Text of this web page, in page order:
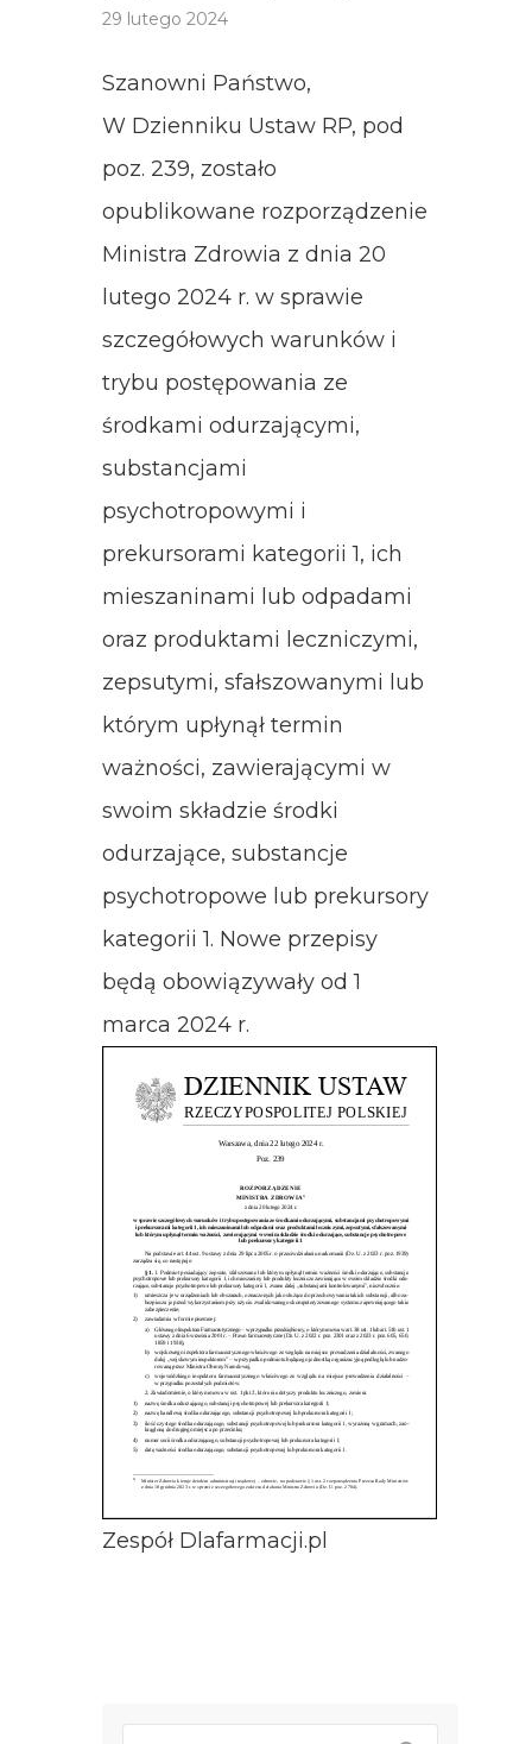
29 lutego 2024
Szanowni Państwo,
W Dzienniku Ustaw RP, pod
poz. 239, zostało
opublikowane rozporządzenie
Ministra Zdrowia z dnia 20
lutego 2024 r. w sprawie
szczegółowych warunków i
trybu postępowania ze
środkami odurzającymi,
substancjami
psychotropowymi i
prekursorami kategorii 1, ich
mieszaninami lub odpadami
oraz produktami leczniczymi,
zepsutymi, sfałszowanymi lub
którym upłynął termin
ważności, zawierającymi w
swoim składzie środki
odurzające, substancje
psychotropowe lub prekursory
kategorii 1. Nowe przepisy
będą obowiązywały od 1
marca 2024 r.
Zespół Dlafarmacji.pl